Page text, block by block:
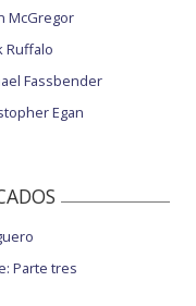
McGregor
Ruffalo
Fassbender
Egan
Parte tres